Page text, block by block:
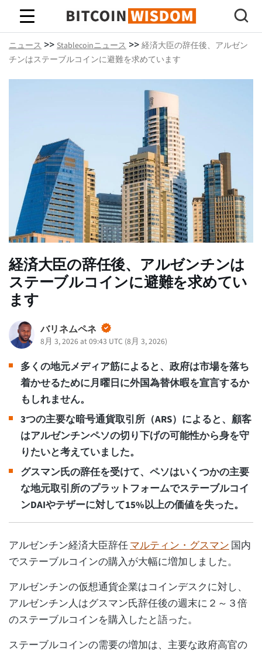
ビットコインの知恵
ニュース >> Stablecoinニュース >> 経済大臣の辞任後、アルゼン
チンはステーブルコインに避難を求めています
経済大臣の辞任後、アルゼンチンは
ステーブルコインに避難を求めてい
ます
バリネムペネ
8月 3, 2026 at 09:43 UTC (8月 3, 2026)
多くの地元メディア筋によると、政府は市場を落ち
着かせるために月曜日に外国為替休暇を宣言するか
もしれません。
3つの主要な暗号通貨取引所（ARS）によると、顧客
はアルゼンチンペソの切り下げの可能性から身を守
りたいと考えていました。
グスマン氏の辞任を受けて、ペソはいくつかの主要
な地元取引所のプラットフォームでステーブルコイ
ンDAIやテザーに対して15%以上の価値を失った。
アルゼンチン経済大臣辞任マルティン・グスマン国内
でステーブルコインの購入が大幅に増加しました。
アルゼンチンの仮想通貨企業はコインデスクに対し、
アルゼンチン人はグスマン氏辞任後の週末に２～３倍
のステーブルコインを購入したと語った。
ステーブルコインの需要の増加は、主要な政府高官の